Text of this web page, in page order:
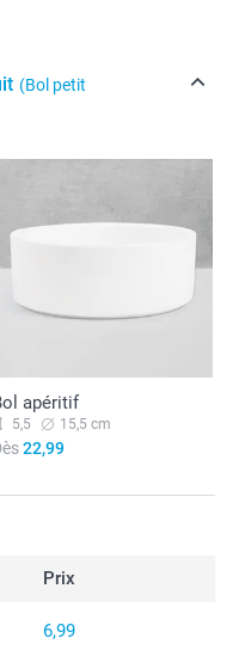
(Bol petit
apéritif
5,5 15,5 cm
22,99
Prix
6,99